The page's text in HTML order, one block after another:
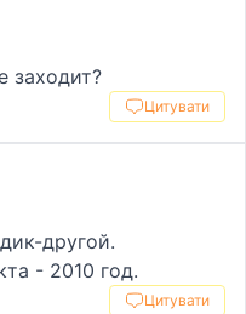
заходит?
Цитувати
другой.
- 2010 год.
Цитувати